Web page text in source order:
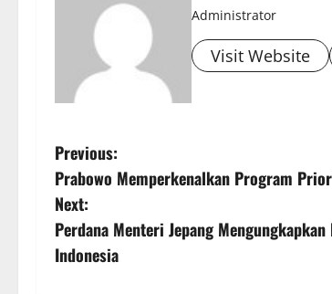
Administrator
Visit Website
P
o
s
t
Previous:
Prabowo Memperkenalkan Program
Next:
Perdana Menteri Jepang
Indonesia